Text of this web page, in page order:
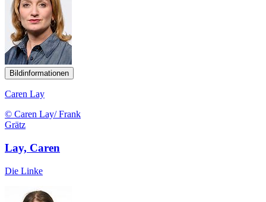
Bildinformationen
Caren Lay
© Caren Lay/ Frank
Grätz
Lay, Caren
Die Linke